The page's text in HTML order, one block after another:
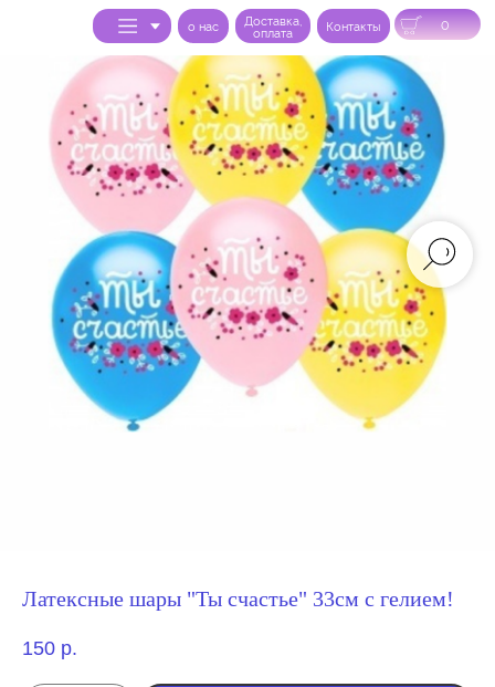
0
Доставка,
оплата Контакты
o нас
Латексные шары "Ты счастье" 33см с гелием!
150 р.